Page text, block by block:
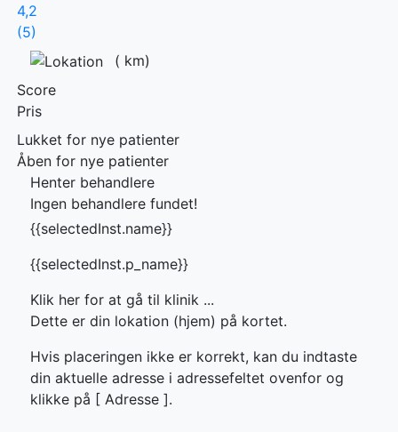
4,2
(5)
( km)
Score
Pris
Lukket for nye patienter
Åben for nye patienter
Henter behandlere
Ingen behandlere fundet!
{{selectedInst.name}}
{{selectedInst.p_name}}
Klik her for at gå til klinik ...
Dette er din lokation (hjem) på kortet.
Hvis placeringen ikke er korrekt, kan du indtaste
din aktuelle adresse i adressefeltet ovenfor og
klikke på [ Adresse ].